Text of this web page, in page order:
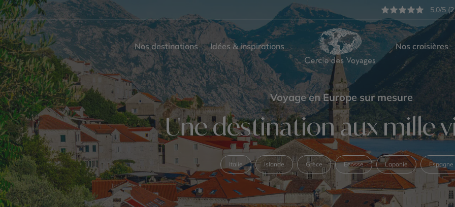
5,0/5
Nos destinations Idées & inspirations Nos croisières
Voyage en Europe sur mesure
Une destination aux mille
Italie Islande Grèce Ecosse Laponie Espagne